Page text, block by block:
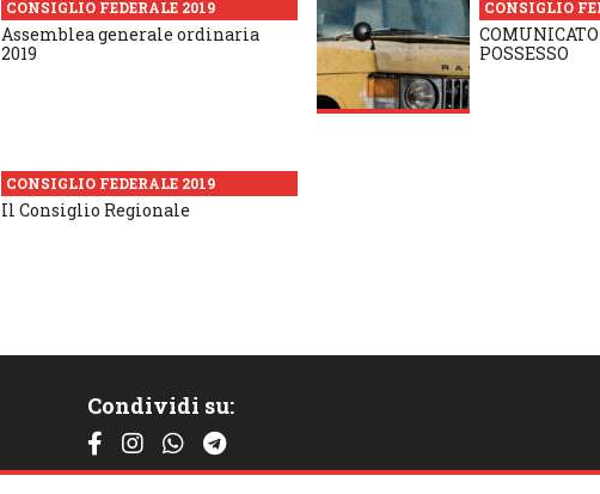
CONSIGLIO FEDERALE 2019
Assemblea generale ordinaria
2019
CONSIGLIO
COMUNICATO
POSSESSO
CONSIGLIO FEDERALE 2019
Il Consiglio Regionale
Condividi su:
Contattaci: